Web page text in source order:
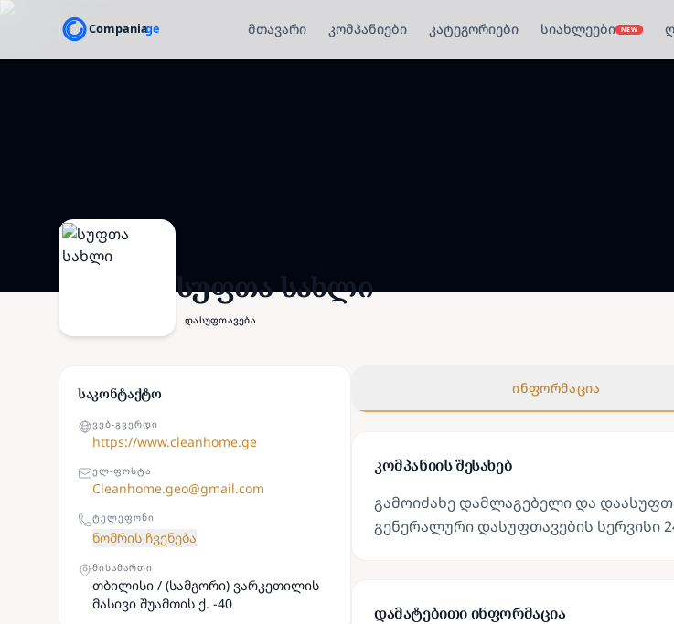
მთავარი კომპანიები კატეგორიები სიახლეები NEW
სუფთა სახლი
დასუფთავება
საკონტაქტო
ᲕᲔᲑ-ᲒᲕᲔᲠᲓᲘ
https://www.cleanhome.ge
ᲔᲚ-ᲤᲝᲡᲢᲐ
Сleanhome.geo@gmail.com
ᲢᲔᲚᲔᲤᲝᲜᲘ
ნომრის ჩვენება
ᲛᲘᲡᲐᲛᲐᲠᲗᲘ
თბილისი / (სამგორი) ვარკეთილის
მასივი შუამთის ქ. -40
ინფორმაცია
კომპანიის შესახებ
გამოიძახე დამლაგებელი და
გენერალური დასუფთავების სერვისი
დამატებითი ინფორმაცია